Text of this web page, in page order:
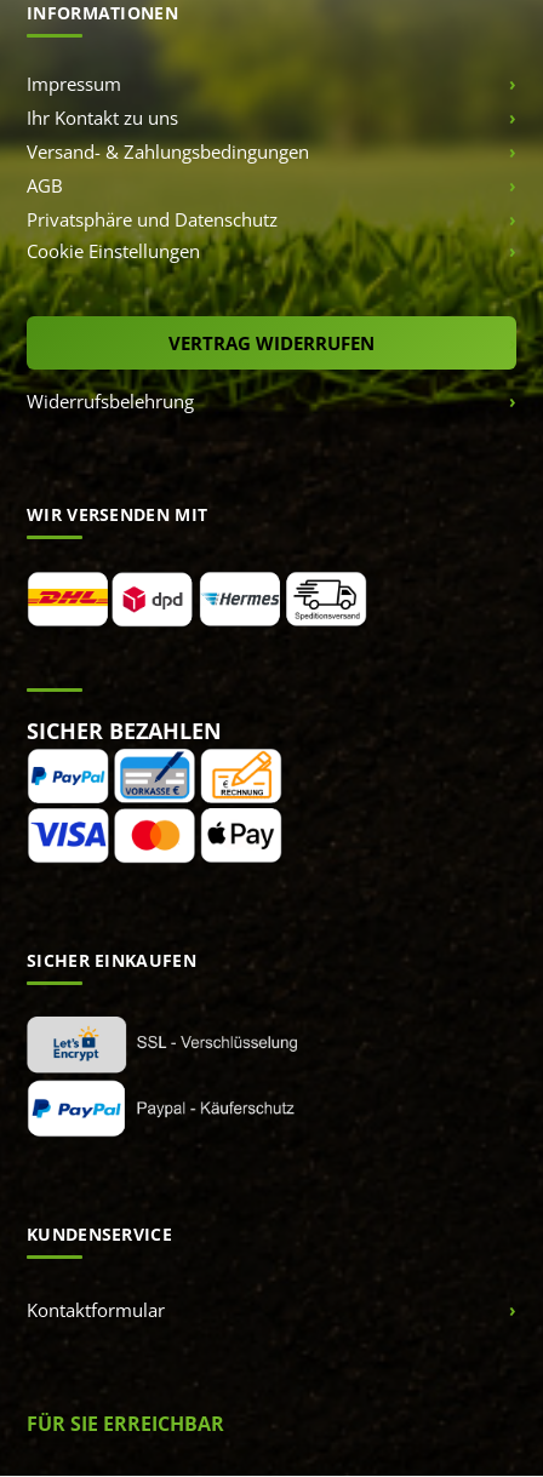
INFORMATIONEN
Impressum
Ihr Kontakt zu uns
Versand- & Zahlungsbedingungen
AGB
Privatsphäre und Datenschutz
Cookie Einstellungen
VERTRAG WIDERRUFEN
Widerrufsbelehrung
WIR VERSENDEN MIT
SICHER BEZAHLEN
SICHER EINKAUFEN
KUNDENSERVICE
Kontaktformular
FÜR SIE ERREICHBAR